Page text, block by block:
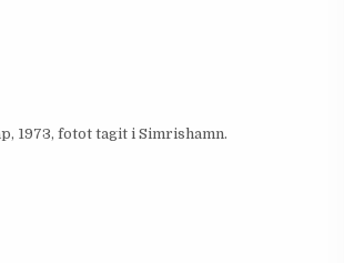
1973, fotot tagit i Simrishamn.